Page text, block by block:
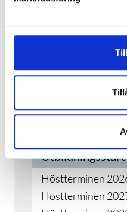
transporter och
– miljöer där
allvarliga och
Utbildningen ger
Utbildningsstart
Höstterminen
Höstterminen